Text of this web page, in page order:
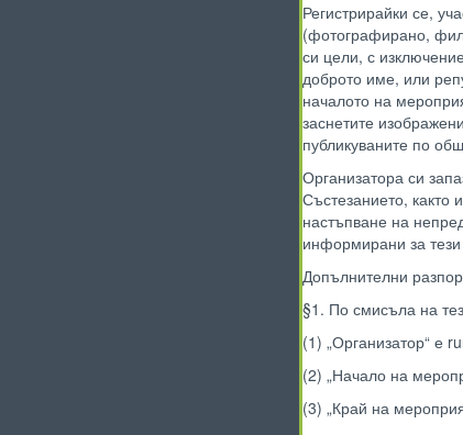
Регистрирайки се,
(фотографирано,
си цели, с
доброто име, или
началото на
заснетите
публикуваните по
Организатора си
Състезанието,
настъпване на
информирани за
Допълнителни
§1. По смисъла на
(1) „Организатор“ е
(2) „Начало на
(3) „Край на